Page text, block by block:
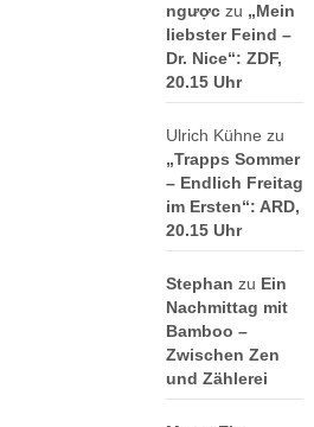
ngượczu „Mein
liebster Feind –
Dr. Nice“: ZDF,
20.15 Uhr
Ulrich Kühne zu
„Trapps Sommer
– Endlich Freitag
im Ersten“: ARD,
20.15 Uhr
Stephan zu Ein
Nachmittag mit
Bamboo –
Zwischen Zen
und Zählerei